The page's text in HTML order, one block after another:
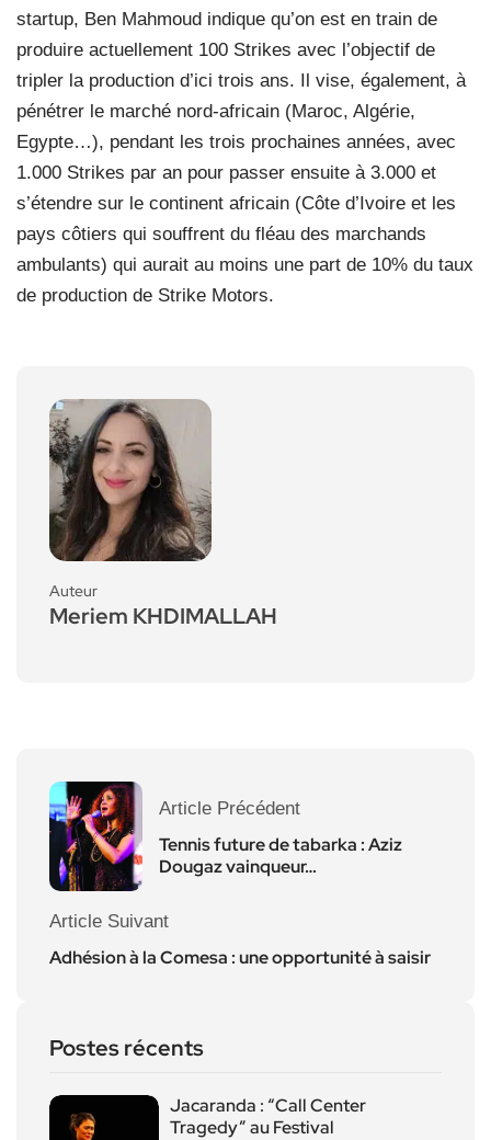
startup, Ben Mahmoud indique qu’on est en train de
produire actuellement 100 Strikes avec l’objectif de
tripler la production d’ici trois ans. Il vise, également, à
pénétrer le marché nord-africain (Maroc, Algérie,
Egypte…), pendant les trois prochaines années, avec
1.000 Strikes par an pour passer ensuite à 3.000 et
s’étendre sur le continent africain (Côte d’Ivoire et les
pays côtiers qui souffrent du fléau des marchands
ambulants) qui aurait au moins une part de 10% du taux
de production de Strike Motors.
Auteur
Meriem KHDIMALLAH
Article Précédent
Tennis future de tabarka : Aziz
Dougaz vainqueur…
Article Suivant
Adhésion à la Comesa : une opportunité à saisir
Postes récents
Jacaranda : “Call Center
Tragedy” au Festival